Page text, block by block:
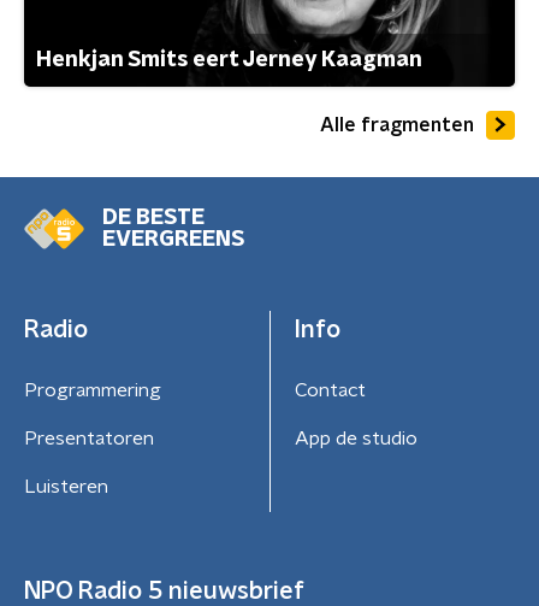
Henkjan Smits eert Jerney Kaagman
Alle fragmenten
DE BESTE
EVERGREENS
Radio
Programmering
Presentatoren
Luisteren
Info
Contact
App de studio
NPO Radio 5 nieuwsbrief